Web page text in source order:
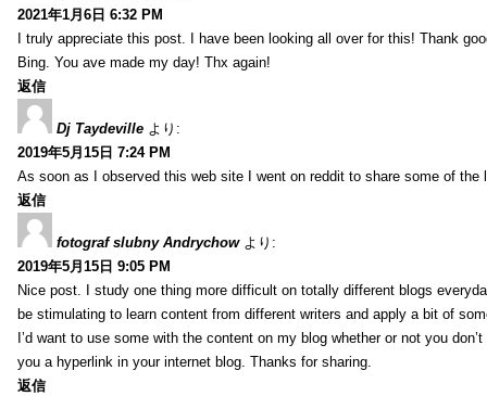
2021年1月6日 6:32 PM
I truly appreciate this post. I have been looking all over for this! Thank
Bing. You ave made my day! Thx again!
返信
Dj Taydeville より:
2019年5月15日 7:24 PM
As soon as I observed this web site I went on reddit to share some of the
返信
fotograf slubny Andrychow より:
2019年5月15日 9:05 PM
Nice post. I study one thing more difficult on totally different blogs
be stimulating to learn content from different writers and apply a bit of
I’d want to use some with the content on my blog whether or not you
you a hyperlink in your internet blog. Thanks for sharing.
返信